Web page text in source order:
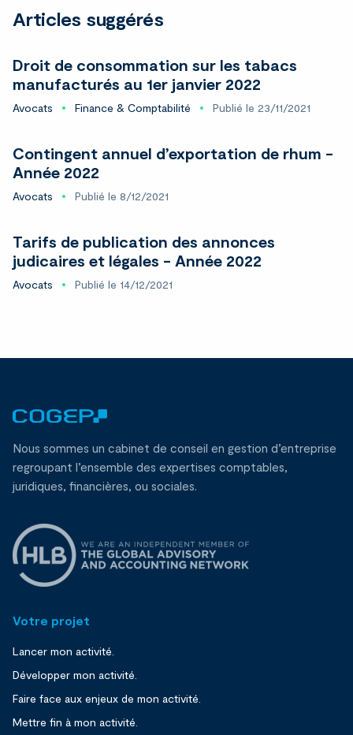
Articles suggérés
Droit de consommation sur les tabacs
manufacturés au 1er janvier 2022
Avocats Finance & Comptabilité Publié le 23/11/2021
Contingent annuel d’exportation de rhum -
Année 2022
Avocats Publié le 8/12/2021
Tarifs de publication des annonces
judicaires et légales - Année 2022
Avocats Publié le 14/12/2021
Nous sommes un cabinet de conseil en gestion d’entreprise
regroupant l’ensemble des expertises comptables,
juridiques, financières, ou sociales.
Votre projet
Lancer mon activité.
Développer mon activité.
Faire face aux enjeux de mon activité.
Mettre fin à mon activité.